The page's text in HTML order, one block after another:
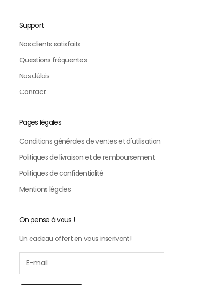
Support
Nos clients satisfaits
Questions fréquentes
Nos délais
Contact
Pages légales
Conditions générales de ventes et d'utilisation
Politiques de livraison et de remboursement
Politiques de confidentialité
Mentions légales
On pense à vous !
Un cadeau offert en vous inscrivant!